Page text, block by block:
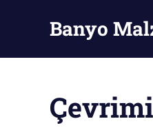
Banyo